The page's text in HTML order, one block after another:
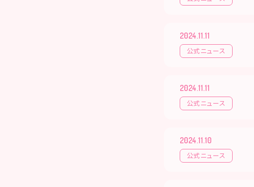
2024.11.11
公式ニュース
2024.11.11
公式ニュース
2024.11.10
公式ニュース